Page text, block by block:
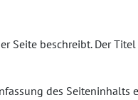
Seite beschreibt. Der
des Seiteninhalts